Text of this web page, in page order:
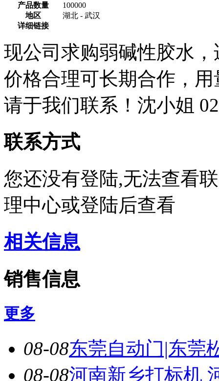
产品数量
100000
地区
湖北 - 武汉
详细链接
现公司求购弱碱性胶水
价格合理可长期合作，
请于我们联系！沈小姐
联系方式
您还没有登陆,无法查看
理中心或登陆后查看
相关信息
销售信息
更多
08-08东莞自动门|东莞
08-08河南新乡打标机